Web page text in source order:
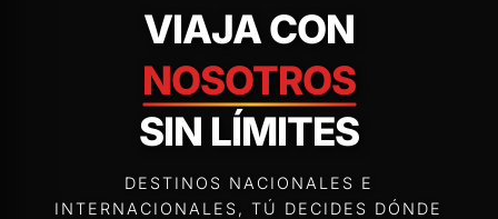
VIAJA CON
NOSOTROS
SIN LÍMITES
DESTINOS NACIONALES E
INTERNACIONALES, TÚ DECIDES DÓNDE